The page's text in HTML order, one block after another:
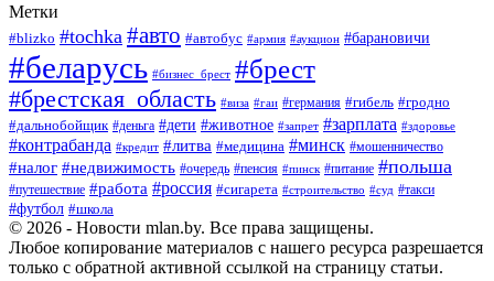
Метки
#blizko #tochka #авто #автобус #армия #аукцион #барановичи
#беларусь #бизнес_брест #брест
#брестская_область #виза #гаи #германия #гибель #гродно
#дальнобойщик #деньга #дети #животное #запрет #зарплата #здоровье
#контрабанда #кредит #литва #медицина #минск #мошенничество
#налог #недвижимость #очередь #пенсия #пинск #питание #польша
#путешествие #работа #россия #сигарета #строительство #суд #такси
#футбол #школа
© 2026 - Новости mlan.by. Все права защищены.
Любое копирование материалов с нашего ресурса разрешается
только с обратной активной ссылкой на страницу статьи.